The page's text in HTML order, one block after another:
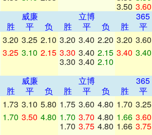
3.50 3.60
威廉 立博 365
胜 平 负 胜 平 负 胜 平
3.20 3.25 2.10 3.20 3.40 2.20 3.20 3.60
3.25 3.10 2.15 3.30 3.40 2.15 3.40 3.40
3.30 3.40 2.10
威廉 立博 365
胜 平 负 胜 平 负 胜 平
1.73 3.10 5.80 1.75 3.60 4.80 1.70 3.25
1.70 3.50 4.80 1.70 3.70 4.80 1.66 3.60
1.70 3.75 4.80 1.66 3.75